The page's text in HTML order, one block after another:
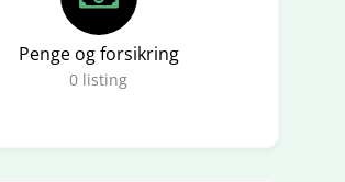
Penge og forsikring
0 listing